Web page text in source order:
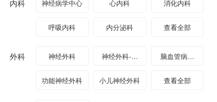
内科 神经病学中心 心内科 消化内科
呼吸内科 内分泌科 查看全部
外科 神经外科
神经外科-脑
脑血管病中
功能神经外科 小儿神经外科 查看全部